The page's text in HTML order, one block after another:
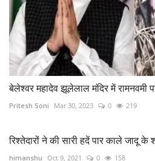
बेलेश्वर महादेव झूलेलाल मंदिर में रामनवमी
Pritesh Soni Mar 30, 2023 0 219
रिश्तेदारों ने की सारी हदें पार काले जादू के
himanshu Oct 9, 2021 0 158